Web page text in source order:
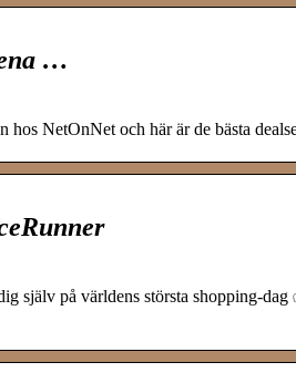
…
NetOnNet och här är de bästa
själv på världens största shopping-dag